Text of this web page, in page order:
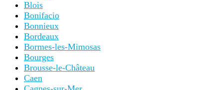
Blois
Bonifacio
Bonnieux
Bordeaux
Bormes-les-Mimosas
Bourges
Brousse-le-Château
Caen